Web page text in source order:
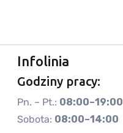
Infolinia
Godziny pracy:
Pn. – Pt.: 08:00–19:00
Sobota: 08:00–14:00